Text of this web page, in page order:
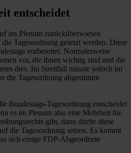
entscheidet
ins Plenum zurücküberwiesen
Tagesordnung gesetzt werden. Diese
vorbereitet. Normalerweise
vor, die ihnen wichtig sind und die
dies. Im Streitfall müsste jedoch im
die Tagesordnung abgestimmt
Bundestags-Tagesordnung entscheidet
es im Plenum also eine Mehrheit für
gibt, dann dürfte diese
die Tagesordnung setzen. Es kommt
sich einige FDP-Abgeordnete